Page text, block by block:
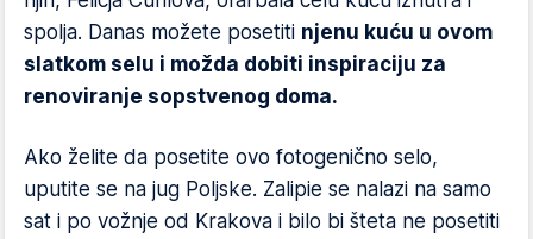
spolja. Danas možete posetiti njenu kuću u ovom
slatkom selu i možda dobiti inspiraciju za
renoviranje sopstvenog doma.
Ako želite da posetite ovo fotogenično selo,
uputite se na jug Poljske. Zalipie se nalazi na samo
sat i po vožnje od Krakova i bilo bi šteta ne posetiti